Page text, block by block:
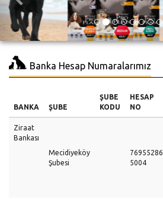
Banka Hesap Numaralarımız
BANKA ŞUBE
ŞUBE
KODU
HESAP
NO
Ziraat
Bankası
Mecidiyeköy
Şubesi
5004